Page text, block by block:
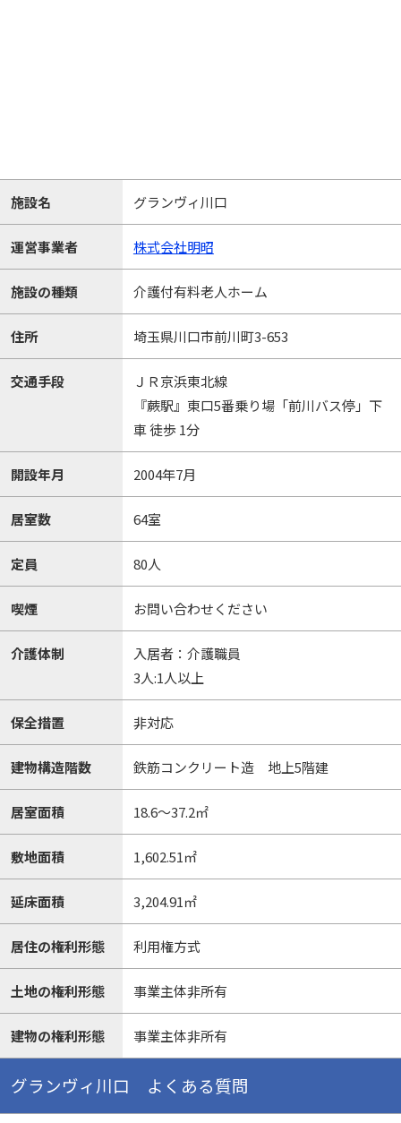
施設名 グランヴィ川口
運営事業者 株式会社明昭
施設の種類 介護付有料老人ホーム
住所 埼玉県川口市前川町3-653
交通手段
ＪＲ京浜東北線
『蕨駅』東口5番乗り場「前川バス停」下
車 徒歩 1分
開設年月 2004年7月
居室数 64室
定員 80人
喫煙 お問い合わせください
介護体制
入居者：介護職員
3人:1人以上
保全措置 非対応
建物構造階数 鉄筋コンクリート造 地上5階建
居室面積 18.6～37.2㎡
敷地面積 1,602.51㎡
延床面積 3,204.91㎡
居住の権利形態 利用権方式
土地の権利形態 事業主体非所有
建物の権利形態 事業主体非所有
グランヴィ川口 よくある質問